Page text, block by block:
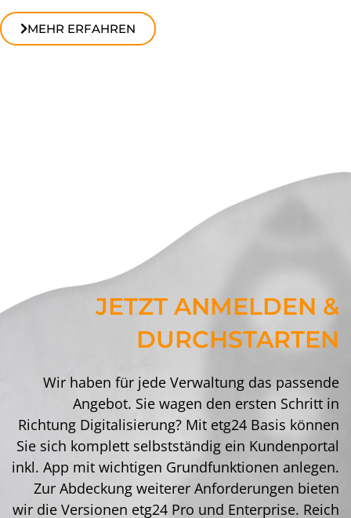
MEHR ERFAHREN
JETZT ANMELDEN &
DURCHSTARTEN
Wir haben für jede Verwaltung das passende
Angebot. Sie wagen den ersten Schritt in
Richtung Digitalisierung? Mit etg24 Basis können
Sie sich komplett selbstständig ein Kundenportal
inkl. App mit wichtigen Grundfunktionen anlegen.
Zur Abdeckung weiterer Anforderungen bieten
wir die Versionen etg24 Pro und Enterprise. Reich